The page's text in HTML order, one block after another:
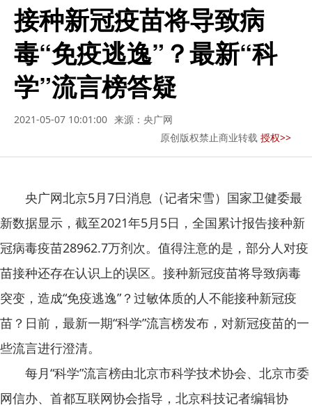
接种新冠疫苗将导致病
毒“免疫逃逸”？最新“科
学”流言榜答疑
2021-05-07 10:01:00 来源：央广网
原创版权禁止商业转载 授权>>
央广网北京5月7日消息（记者宋雪）国家卫健委最
新数据显示，截至2021年5月5日，全国累计报告接种新
冠病毒疫苗28962.7万剂次。值得注意的是，部分人对疫
苗接种还存在认识上的误区。接种新冠疫苗将导致病毒
突变，造成“免疫逃逸”？过敏体质的人不能接种新冠疫
苗？日前，最新一期“科学”流言榜发布，对新冠疫苗的一
些流言进行澄清。
每月“科学”流言榜由北京市科学技术协会、北京市委
网信办、首都互联网协会指导，北京科技记者编辑协